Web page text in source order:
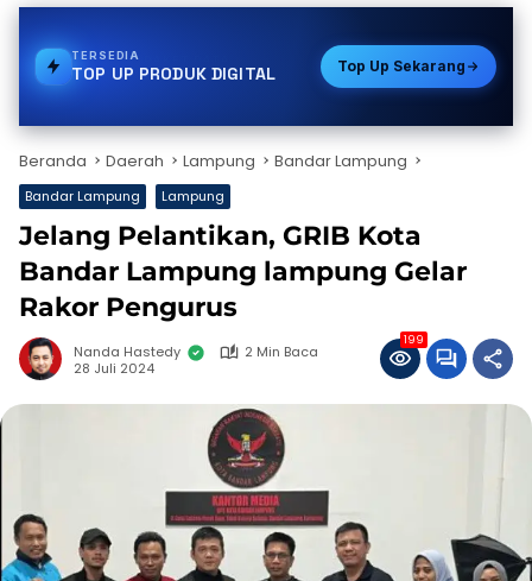
TERSEDIA
TOP UP PRODUK DIGITAL Top Up Sekarang
Beranda Daerah Lampung Bandar Lampung
Bandar Lampung Lampung
Jelang Pelantikan, GRIB Kota
Bandar Lampung lampung Gelar
Rakor Pengurus
Nanda Hastedy
2 Min Baca
28 Juli 2024
199